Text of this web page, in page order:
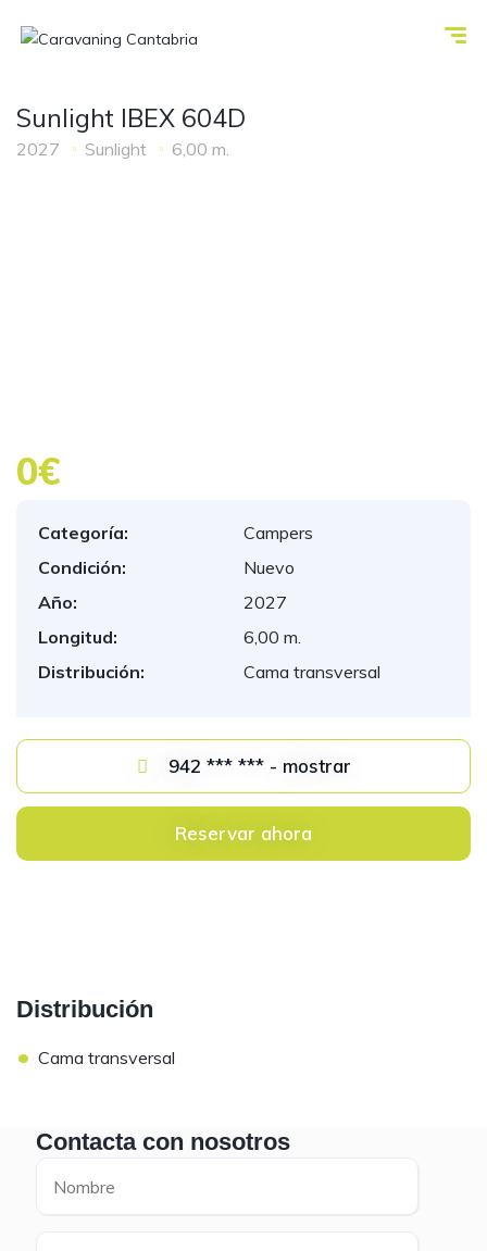
Sunlight IBEX 604D
2027 Sunlight 6,00 m.
0€
Categoría:
Campers
Condición:
Nuevo
Año:
2027
Longitud:
6,00 m.
Distribución:
Cama transversal
942 *** *** - mostrar
Reservar ahora
Distribución
• Cama transversal
Contacta con nosotros